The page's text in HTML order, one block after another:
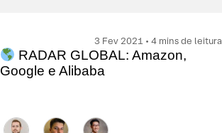
3 Fev 2021 • 4 mins de leitura
RADAR GLOBAL: Amazon,
Google e Alibaba